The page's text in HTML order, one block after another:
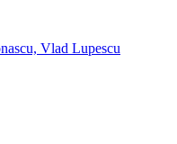
Vlad Lupescu